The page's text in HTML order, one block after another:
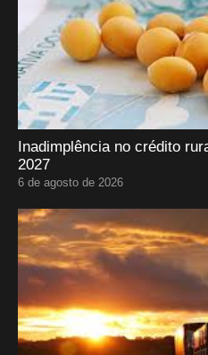
Inadimplência no crédito
2027
6 de agosto de 2026